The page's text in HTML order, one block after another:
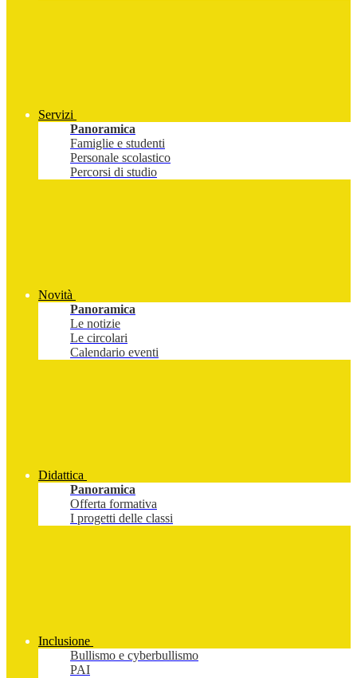
Servizi
Panoramica
Famiglie e studenti
Personale scolastico
Percorsi di studio
Novità
Panoramica
Le notizie
Le circolari
Calendario eventi
Didattica
Panoramica
Offerta formativa
I progetti delle classi
Inclusione
Bullismo e cyberbullismo
PAI